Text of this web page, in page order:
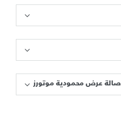
صالة عرض محمودية موتورز